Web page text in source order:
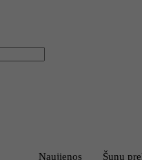
Naujienos Šunų